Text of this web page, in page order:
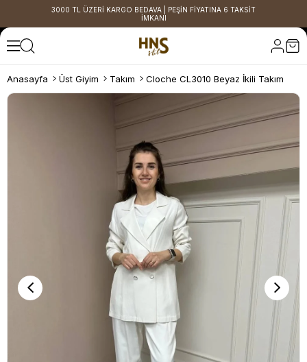
3000 TL ÜZERİ KARGO BEDAVA | PEŞİN FİYATINA 6 TAKSİT
İMKANI
Anasayfa Üst Giyim Takım Cloche CL3010 Beyaz İkili Takım